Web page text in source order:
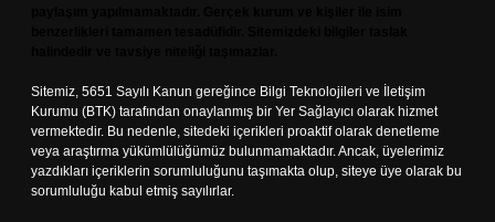
Sitemiz, 5651 Sayılı Kanun gereğince Bilgi Teknolojileri ve İletişim
Kurumu (BTK) tarafından onaylanmış bir Yer Sağlayıcı olarak hizmet
vermektedir. Bu nedenle, sitedeki içerikleri proaktif olarak denetleme
veya araştırma yükümlülüğümüz bulunmamaktadır. Ancak, üyelerimiz
yazdıkları içeriklerin sorumluluğunu taşımakta olup, siteye üye olarak bu
sorumluluğu kabul etmiş sayılırlar.